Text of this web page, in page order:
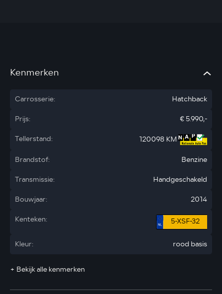
Kenmerken
Carrosserie:
Hatchback
Prijs:
€ 5.990,-
Tellerstand:
120098 KM
Brandstof:
Benzine
Transmissie:
Handgeschakeld
Bouwjaar:
2014
Kenteken:
5-XSF-32
Kleur: rood basis
+ Bekijk alle kenmerken